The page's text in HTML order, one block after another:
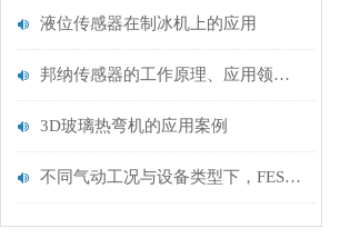
液位传感器在制冰机上的应用
邦纳传感器的工作原理、应用领域及未来发展趋势
3D玻璃热弯机的应用案例
不同气动工况与设备类型下，FESTO费斯托气控阀该如何匹配流量与压力控制需求？